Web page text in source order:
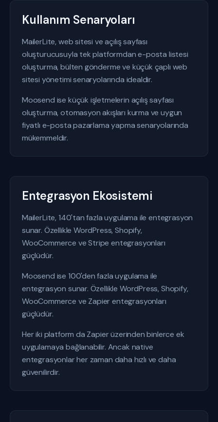
Kullanım Senaryoları
MailerLite, web sitesi ve açılış sayfası
oluşturucusuyla tek platformdan e-posta listesi
oluşturma, bülten gönderme ve küçük çaplı web
sitesi yönetimi senaryolarında idealdir.
Moosend ise küçük işletmelerin açılış sayfası
oluşturma, otomasyon akışları kurma ve uygun
fiyatlı e-posta pazarlama yapma senaryolarında
mükemmeldir.
Entegrasyon Ekosistemi
MailerLite, 140'tan fazla uygulama ile entegrasyon
sunar. Özellikle WordPress, Shopify,
WooCommerce ve Stripe entegrasyonları
güçlüdür.
Moosend ise 100'den fazla uygulama ile
entegrasyon sunar. Özellikle WordPress, Shopify,
WooCommerce ve Zapier entegrasyonları
güçlüdür.
Her iki platform da Zapier üzerinden binlerce ek
uygulamaya bağlanabilir. Ancak native
entegrasyonlar her zaman daha hızlı ve daha
güvenilirdir.